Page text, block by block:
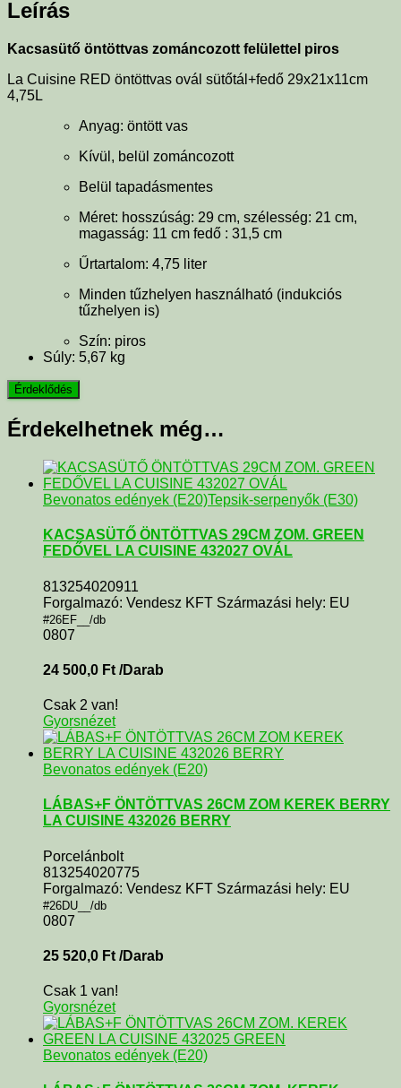
Leírás
Kacsasütő öntöttvas zománcozott felülettel piros
La Cuisine RED öntöttvas ovál sütőtál+fedő 29x21x11cm
4,75L
Anyag: öntött vas
Kívül, belül zománcozott
Belül tapadásmentes
Méret: hosszúság: 29 cm, szélesség: 21 cm,
magasság: 11 cm fedő : 31,5 cm
Űrtartalom: 4,75 liter
Minden tűzhelyen használható (indukciós
tűzhelyen is)
Szín: piros
Súly: 5,67 kg
Érdekelhetnek még…
Bevonatos edények (E20)Tepsik-serpenyők (E30)
KACSASÜTŐ ÖNTÖTTVAS 29CM ZOM. GREEN
FEDŐVEL LA CUISINE 432027 OVÁL
813254020911
Forgalmazó: Vendesz KFT Származási hely: EU
#26EF__/db
0807
24 500,0 Ft /Darab
Csak 2 van!
Gyorsnézet
Bevonatos edények (E20)
LÁBAS+F ÖNTÖTTVAS 26CM ZOM KEREK BERRY
LA CUISINE 432026 BERRY
Porcelánbolt
813254020775
Forgalmazó: Vendesz KFT Származási hely: EU
#26DU__/db
0807
25 520,0 Ft /Darab
Csak 1 van!
Gyorsnézet
Bevonatos edények (E20)